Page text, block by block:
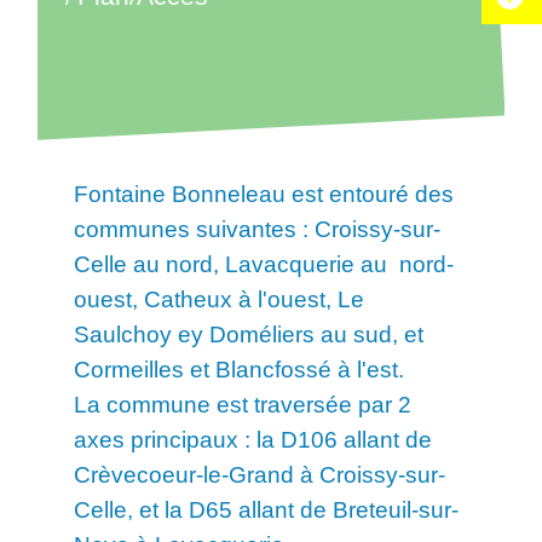
Fontaine Bonneleau est entouré des
communes suivantes : Croissy-sur-
Celle au nord, Lavacquerie au nord-
ouest, Catheux à l'ouest, Le
Saulchoy ey Doméliers au sud, et
Cormeilles et Blancfossé à l'est.
La commune est traversée par 2
axes principaux : la D106 allant de
Crèvecoeur-le-Grand à Croissy-sur-
Celle, et la D65 allant de Breteuil-sur-